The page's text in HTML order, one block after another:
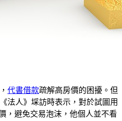
代書借款疏解高房價的困擾。但
法人》埰訪時表示，對於試圖用
，避免交易泡沫，他個人並不看